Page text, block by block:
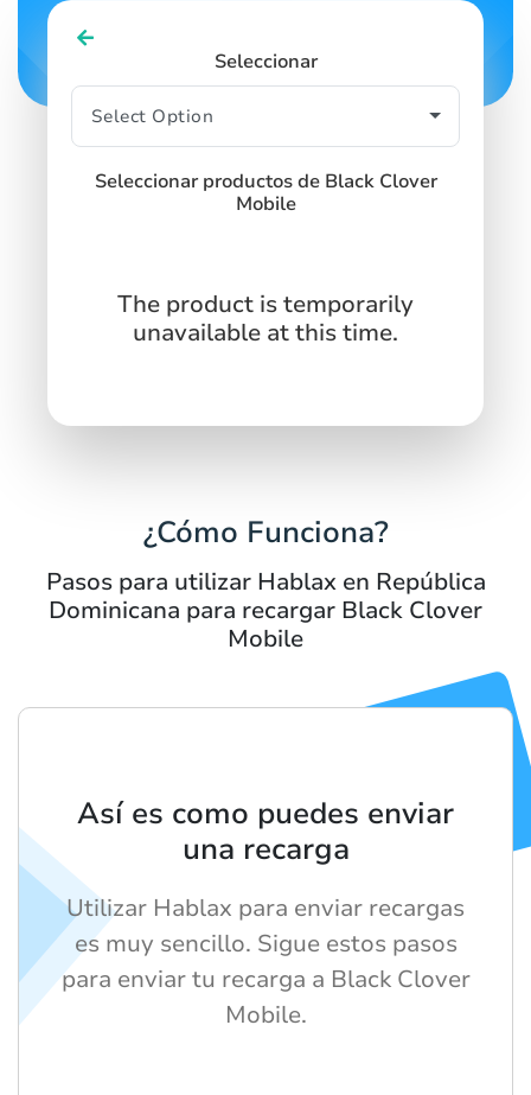
Seleccionar
Seleccionar productos de Black Clover
Mobile
The product is temporarily
unavailable at this time.
¿Cómo Funciona?
Pasos para utilizar Hablax en República
Dominicana para recargar Black Clover
Mobile
Así es como puedes enviar
una recarga
Utilizar Hablax para enviar recargas
es muy sencillo. Sigue estos pasos
para enviar tu recarga a Black Clover
Mobile.